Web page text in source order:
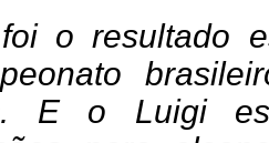
o resultado
E o Luigi